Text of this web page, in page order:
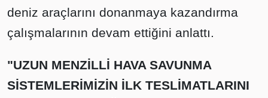
deniz araçlarını donanmaya kazandırma
çalışmalarının devam ettiğini anlattı.
"UZUN MENZİLLİ HAVA SAVUNMA
SİSTEMLERİMİZİN İLK TESLİMATLARINI